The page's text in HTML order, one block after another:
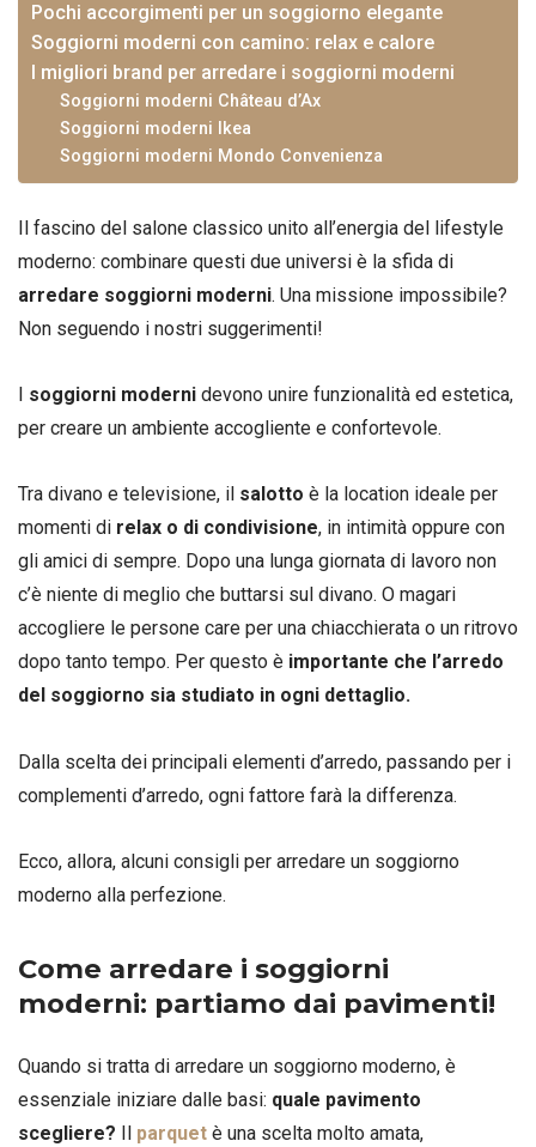
Pochi accorgimenti per un soggiorno elegante
Soggiorni moderni con camino: relax e calore
I migliori brand per arredare i soggiorni moderni
Soggiorni moderni Château d’Ax
Soggiorni moderni Ikea
Soggiorni moderni Mondo Convenienza
Il fascino del salone classico unito all’energia del lifestyle
moderno: combinare questi due universi è la sfida di
arredare soggiorni moderni. Una missione impossibile?
Non seguendo i nostri suggerimenti!
soggiorni moderni devono unire funzionalità ed estetica,
per creare un ambiente accogliente e confortevole.
Tra divano e televisione, il salotto è la location ideale per
momenti di relax o di condivisione, in intimità oppure con
gli amici di sempre. Dopo una lunga giornata di lavoro non
c’è niente di meglio che buttarsi sul divano. O magari
accogliere le persone care per una chiacchierata o un ritrovo
dopo tanto tempo. Per questo è importante che l’arredo
del soggiorno sia studiato in ogni dettaglio.
Dalla scelta dei principali elementi d’arredo, passando per i
complementi d’arredo, ogni fattore farà la differenza.
Ecco, allora, alcuni consigli per arredare un soggiorno
moderno alla perfezione.
Come arredare i soggiorni
moderni: partiamo dai pavimenti!
Quando si tratta di arredare un soggiorno moderno, è
essenziale iniziare dalle basi: quale pavimento
scegliere?
parquet è una scelta molto amata,